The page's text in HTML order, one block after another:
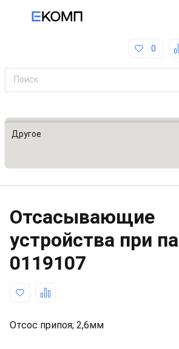
0
Все категории
Другое
Отсасывающие
устройства при
0119107
Отсос припоя; 2,6мм